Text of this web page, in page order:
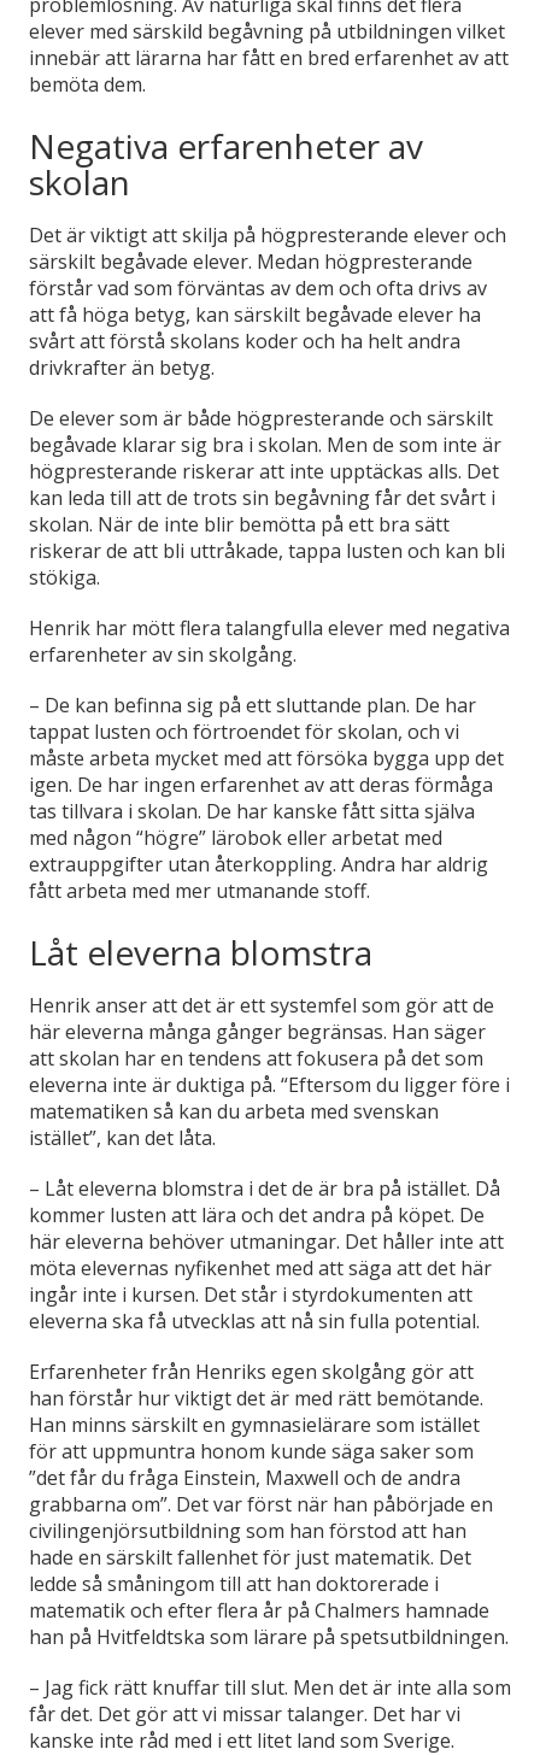
elever med särskild begåvning på utbildningen vilket
innebär att lärarna har fått en bred erfarenhet av att
bemöta dem.
Negativa erfarenheter av
skolan
Det är viktigt att skilja på högpresterande elever och
särskilt begåvade elever. Medan högpresterande
förstår vad som förväntas av dem och ofta drivs av
att få höga betyg, kan särskilt begåvade elever ha
svårt att förstå skolans koder och ha helt andra
drivkrafter än betyg.
De elever som är både högpresterande och särskilt
begåvade klarar sig bra i skolan. Men de som inte är
högpresterande riskerar att inte upptäckas alls. Det
kan leda till att de trots sin begåvning får det svårt i
skolan. När de inte blir bemötta på ett bra sätt
riskerar de att bli uttråkade, tappa lusten och kan bli
stökiga.
Henrik har mött flera talangfulla elever med negativa
erfarenheter av sin skolgång.
– De kan befinna sig på ett sluttande plan. De har
tappat lusten och förtroendet för skolan, och vi
måste arbeta mycket med att försöka bygga upp det
igen. De har ingen erfarenhet av att deras förmåga
tas tillvara i skolan. De har kanske fått sitta själva
med någon “högre” lärobok eller arbetat med
extrauppgifter utan återkoppling. Andra har aldrig
fått arbeta med mer utmanande stoff.
Låt eleverna blomstra
Henrik anser att det är ett systemfel som gör att de
här eleverna många gånger begränsas. Han säger
att skolan har en tendens att fokusera på det som
eleverna inte är duktiga på. “Eftersom du ligger före i
matematiken så kan du arbeta med svenskan
istället”, kan det låta.
– Låt eleverna blomstra i det de är bra på istället. Då
kommer lusten att lära och det andra på köpet. De
här eleverna behöver utmaningar. Det håller inte att
möta elevernas nyfikenhet med att säga att det här
ingår inte i kursen. Det står i styrdokumenten att
eleverna ska få utvecklas att nå sin fulla potential.
Erfarenheter från Henriks egen skolgång gör att
han förstår hur viktigt det är med rätt bemötande.
Han minns särskilt en gymnasielärare som istället
för att uppmuntra honom kunde säga saker som
”det får du fråga Einstein, Maxwell och de andra
grabbarna om”. Det var först när han påbörjade en
civilingenjörsutbildning som han förstod att han
hade en särskilt fallenhet för just matematik. Det
ledde så småningom till att han doktorerade i
matematik och efter flera år på Chalmers hamnade
han på Hvitfeldtska som lärare på spetsutbildningen.
– Jag fick rätt knuffar till slut. Men det är inte alla som
får det. Det gör att vi missar talanger. Det har vi
kanske inte råd med i ett litet land som Sverige.